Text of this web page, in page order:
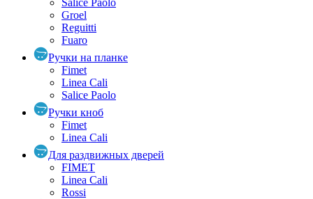
Groel
Reguitti
Fuaro
Ручки на планке
Fimet
Linea Cali
Salice Paolo
Ручки кноб
Fimet
Linea Cali
Для раздвижных дверей
FIMET
Linea Cali
Rossi